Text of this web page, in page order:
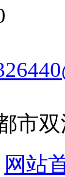
市
网站